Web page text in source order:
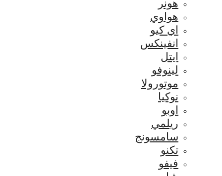
هونر
هواوي
اي كيو
انفينكس
ايتل
لينوفو
موتورولا
نوكيا
اوبو
ريلمي
سامسونج
تكنو
فيفو